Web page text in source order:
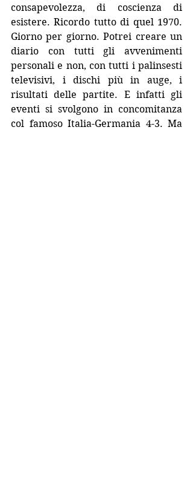
consapevolezza, di coscienza di
esistere. Ricordo tutto di quel 1970.
Giorno per giorno. Potrei creare un
diario con tutti gli avvenimenti
personali e non, con tutti i palinsesti
televisivi, i dischi più in auge, i
risultati delle partite. E infatti gli
eventi si svolgono in concomitanza
col famoso Italia-Germania 4-3. Ma